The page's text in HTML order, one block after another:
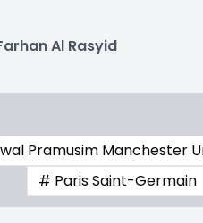
Al Rasyid
Pramusim Manchester
# Paris Saint-Germain